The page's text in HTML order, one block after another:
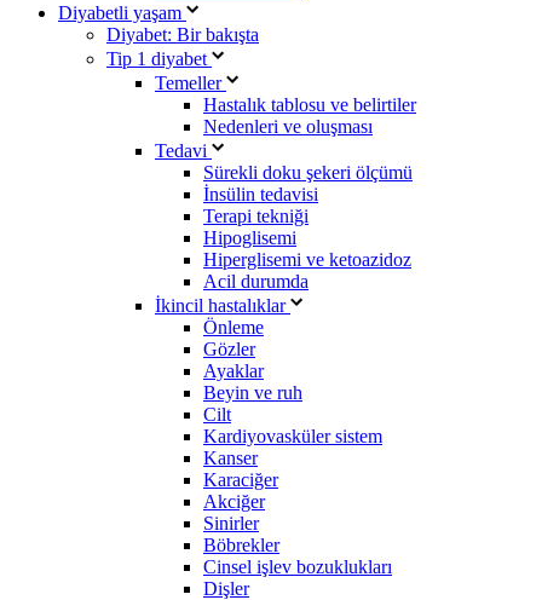
Diyabetli yaşam
Diyabet: Bir bakışta
Tip 1 diyabet
Temeller
Hastalık tablosu ve belirtiler
Nedenleri ve oluşması
Tedavi
Sürekli doku şekeri ölçümü
İnsülin tedavisi
Terapi tekniği
Hipoglisemi
Hiperglisemi ve ketoazidoz
Acil durumda
İkincil hastalıklar
Önleme
Gözler
Ayaklar
Beyin ve ruh
Cilt
Kardiyovasküler sistem
Kanser
Karaciğer
Akciğer
Sinirler
Böbrekler
Cinsel işlev bozuklukları
Dişler